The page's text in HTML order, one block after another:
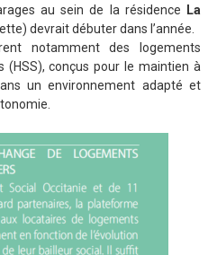
au sein de la résidence
La
devrait débuter dans l’année.
notamment des logements
(HSS), conçus pour le maintien à
un environnement adapté et